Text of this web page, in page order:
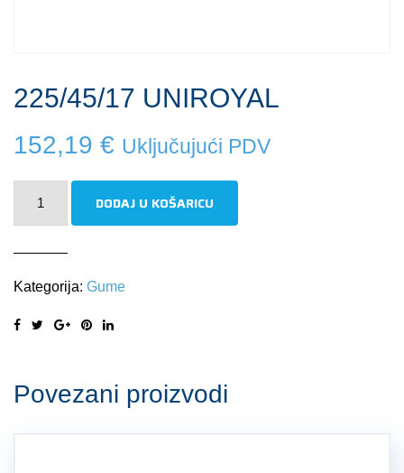
225/45/17 UNIROYAL
152,19 € Uključujući PDV
DODAJ U KOŠARICU
Kategorija: Gume
Povezani proizvodi